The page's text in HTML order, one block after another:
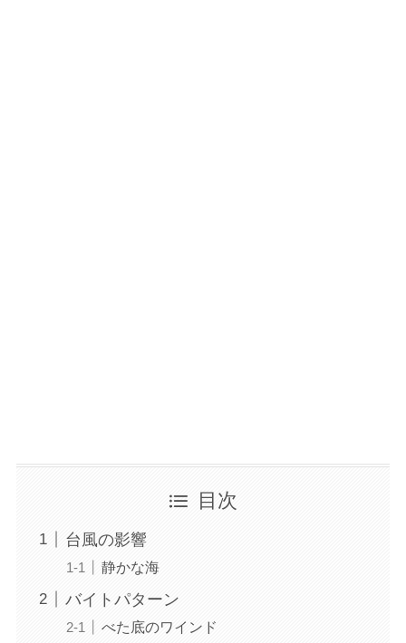
目次
台風の影響
静かな海
バイトパターン
べた底のワインド